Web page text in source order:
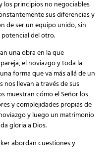
los principios no negociables
sus diferencias y
de ser un equipo unido, sin
del otro.
una obra en la que
el noviazgo y toda la
forma que va más allá de un
nos llevan a través de sus
muestran cómo el Señor los
y complejidades propias de
y luego un matrimonio
gloria a Dios.
abordan cuestiones y